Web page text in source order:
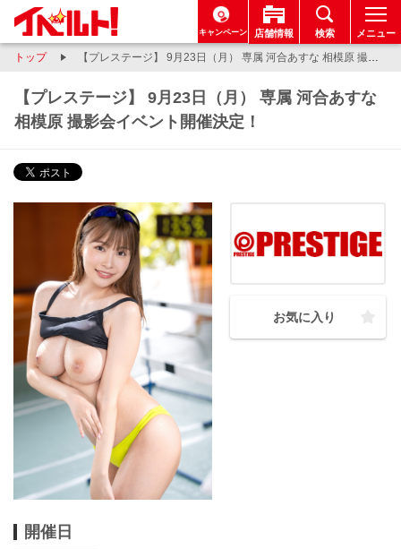
キャンペーン 店舗情報 検索 メニュー
トップ 【プレステージ】 9月23日（月） 専属 河合あすな 相模原 撮影会イベント開催決定！
【プレステージ】 9月23日（月） 専属 河合あすな
相模原 撮影会イベント開催決定！
お気に入り
開催日